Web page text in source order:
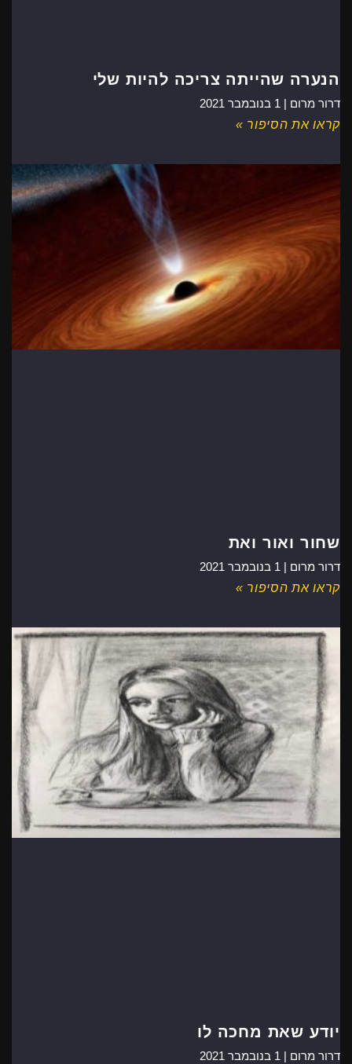
הנערה שהייתה צריכה להיות שלי
דרור מרום | 1 בנובמבר 2021
קראו את הסיפור »
שחור ואור ואת
דרור מרום | 1 בנובמבר 2021
קראו את הסיפור »
יודע שאת מחכה לו
דרור מרום | 1 בנובמבר 2021